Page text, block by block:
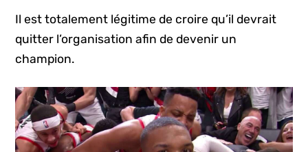
Il est totalement légitime de croire qu’il devrait
quitter l’organisation afin de devenir un
champion.